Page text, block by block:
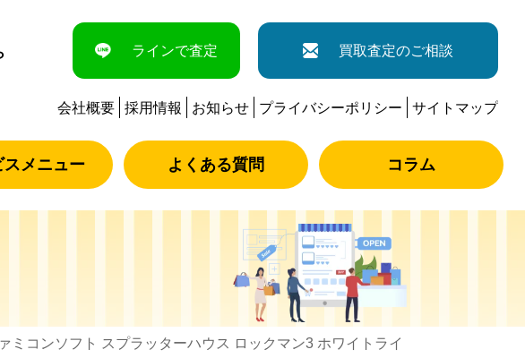
ラインで査定 買取査定のご相談
会社概要 採用情報 お知らせ プライバシーポリシー サイトマップ
スメニュー よくある質問 コラム
ミコンソフト スプラッターハウス ロックマン3 ホワイトライ